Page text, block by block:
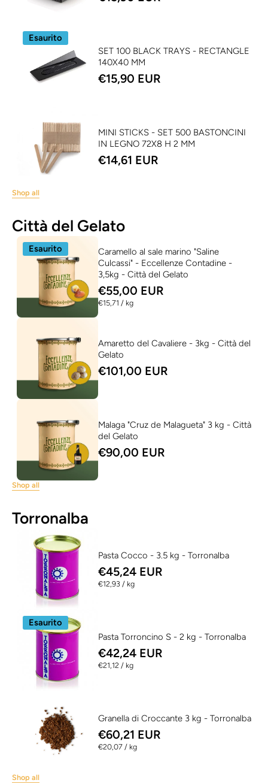
Esaurito
SET 100 BLACK TRAYS - RECTANGLE
140X40 MM
€15,90 EUR
MINI STICKS - SET 500 BASTONCINI
IN LEGNO 72X8 H 2 MM
€14,61 EUR
Shop all
Città del Gelato
Esaurito
Caramello al sale marino "Saline
Culcassi" - Eccellenze Contadine -
3,5kg - Città del Gelato
€55,00 EUR
€15,71 / per
kg
Amaretto del Cavaliere - 3kg - Città del
Gelato
€101,00 EUR
Malaga "Cruz de Malagueta" 3 kg - Città
del Gelato
€90,00 EUR
Shop all
Torronalba
Pasta Cocco - 3.5 kg - Torronalba
€45,24 EUR
€12,93 / per
kg
Esaurito
Pasta Torroncino S - 2 kg - Torronalba
€42,24 EUR
€21,12 / per
kg
Granella di Croccante 3 kg - Torronalba
€60,21 EUR
€20,07 / per
kg
Shop all